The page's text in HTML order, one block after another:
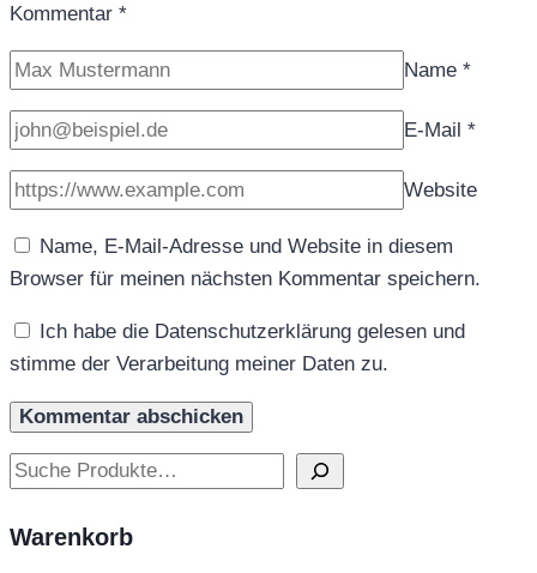
Kommentar *
Name *
E-Mail *
Website
Name, E-Mail-Adresse und Website in diesem
Browser für meinen nächsten Kommentar speichern.
Ich habe die Datenschutzerklärung gelesen und
stimme der Verarbeitung meiner Daten zu.
Suchen
Warenkorb